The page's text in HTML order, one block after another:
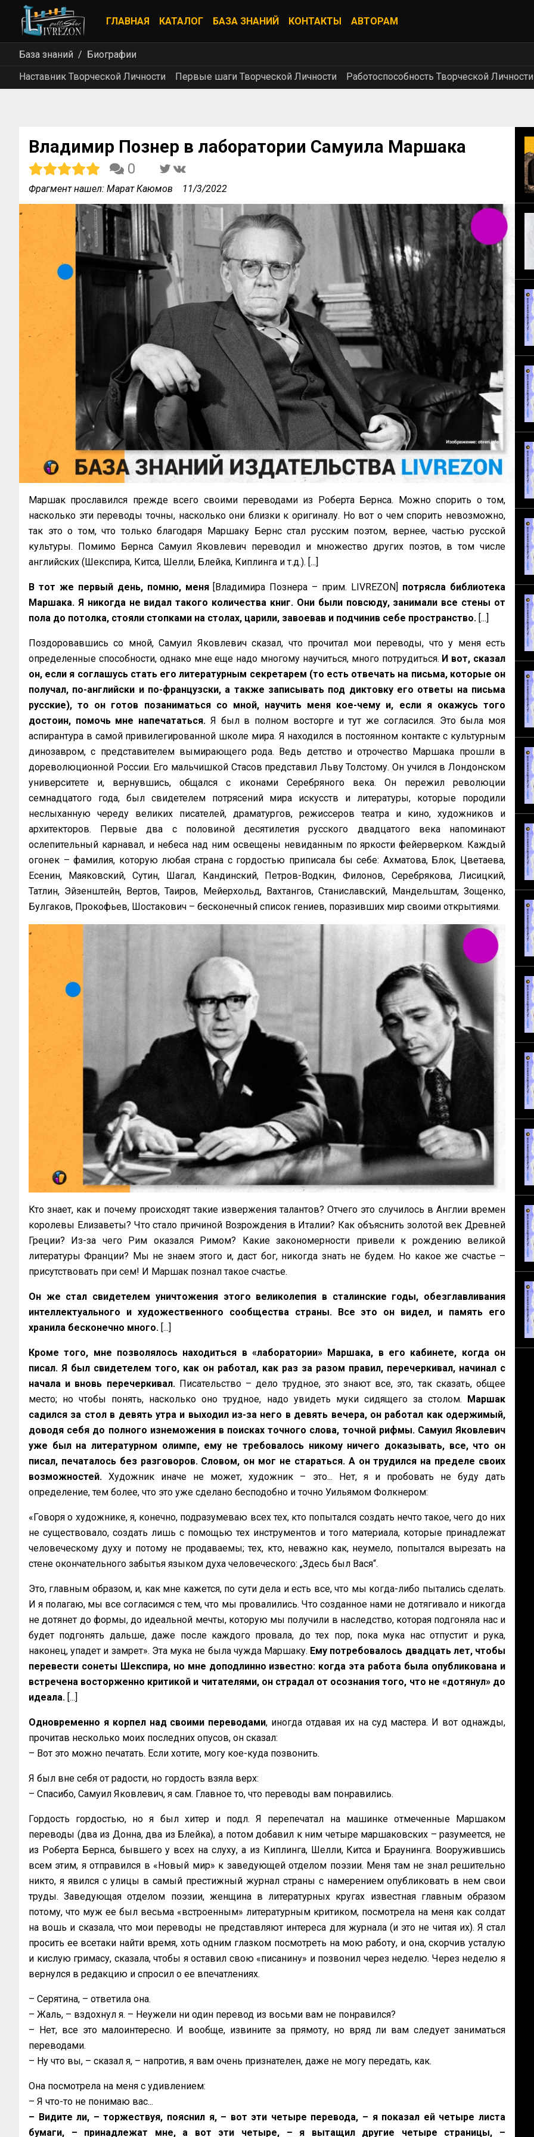
ГЛАВНАЯ КАТАЛОГ БАЗА ЗНАНИЙ КОНТАКТЫ АВТОРАМ
База знаний
Биографии
Наставник Творческой Личности
Первые шаги Творческой Личности Работоспособность Творческой Личности
Владимир Познер в лаборатории Самуила Маршака
0
Фрагмент нашел: Марат Каюмов 11/3/2022
Маршак прославился прежде всего своими переводами из Роберта Бернса. Можно спорить о том,
насколько эти переводы точны, насколько они близки к оригиналу. Но вот о чем спорить невозможно,
так это о том, что только благодаря Маршаку Бернс стал русским поэтом, вернее, частью русской
культуры. Помимо Бернса Самуил Яковлевич переводил и множество других поэтов, в том числе
английских (Шекспира, Китса, Шелли, Блейка, Киплинга и т.д.). [...]
В тот же первый день, помню, меня [Владимира Познера – прим. LIVREZON] потрясла библиотека
Маршака. Я никогда не видал такого количества книг. Они были повсюду, занимали все стены от
пола до потолка, стояли стопками на столах, царили, завоевав и подчинив себе пространство. [...]
Поздоровавшись со мной, Самуил Яковлевич сказал, что прочитал мои переводы, что у меня есть
определенные способности, однако мне еще надо многому научиться, много потрудиться. И вот, сказал
он, если я соглашусь стать его литературным секретарем (то есть отвечать на письма, которые он
получал, по-английски и по-французски, а также записывать под диктовку его ответы на письма
русские), то он готов позаниматься со мной, научить меня кое-чему и, если я окажусь того
достоин, помочь мне напечататься. Я был в полном восторге и тут же согласился. Это была моя
аспирантура в самой привилегированной школе мира. Я находился в постоянном контакте с культурным
динозавром, с представителем вымирающего рода. Ведь детство и отрочество Маршака прошли в
дореволюционной России. Его мальчишкой Стасов представил Льву Толстому. Он учился в Лондонском
университете и, вернувшись, общался с иконами Серебряного века. Он пережил революции
семнадцатого года, был свидетелем потрясений мира искусств и литературы, которые породили
неслыханную череду великих писателей, драматургов, режиссеров театра и кино, художников и
архитекторов. Первые два с половиной десятилетия русского двадцатого века напоминают
ослепительный карнавал, и небеса над ним освещены невиданным по яркости фейерверком. Каждый
огонек – фамилия, которую любая страна с гордостью приписала бы себе: Ахматова, Блок, Цветаева,
Есенин, Маяковский, Сутин, Шагал, Кандинский, Петров-Водкин, Филонов, Серебрякова, Лисицкий,
Татлин, Эйзенштейн, Вертов, Таиров, Мейерхольд, Вахтангов, Станиславский, Мандельштам, Зощенко,
Булгаков, Прокофьев, Шостакович – бесконечный список гениев, поразивших мир своими открытиями.
Кто знает, как и почему происходят такие извержения талантов? Отчего это случилось в Англии времен
королевы Елизаветы? Что стало причиной Возрождения в Италии? Как объяснить золотой век Древней
Греции? Из-за чего Рим оказался Римом? Какие закономерности привели к рождению великой
литературы Франции? Мы не знаем этого и, даст бог, никогда знать не будем. Но какое же счастье –
присутствовать при сем! И Маршак познал такое счастье.
Он же стал свидетелем уничтожения этого великолепия в сталинские годы, обезглавливания
интеллектуального и художественного сообщества страны. Все это он видел, и память его
хранила бесконечно много. [...]
Кроме того, мне позволялось находиться в «лаборатории» Маршака, в его кабинете, когда он
писал. Я был свидетелем того, как он работал, как раз за разом правил, перечеркивал, начинал с
начала и вновь перечеркивал. Писательство – дело трудное, это знают все, это, так сказать, общее
место; но чтобы понять, насколько оно трудное, надо увидеть муки сидящего за столом. Маршак
садился за стол в девять утра и выходил из-за него в девять вечера, он работал как одержимый,
доводя себя до полного изнеможения в поисках точного слова, точной рифмы. Самуил Яковлевич
уже был на литературном олимпе, ему не требовалось никому ничего доказывать, все, что он
писал, печаталось без разговоров. Словом, он мог не стараться. А он трудился на пределе своих
возможностей.Художник иначе не может, художник – это... Нет, я и пробовать не буду дать
определение, тем более, что это уже сделано бесподобно и точно Уильямом Фолкнером:
«Говоря о художнике, я, конечно, подразумеваю всех тех, кто попытался создать нечто такое, чего до них
не существовало, создать лишь с помощью тех инструментов и того материала, которые принадлежат
человеческому духу и потому не продаваемы; тех, кто, неважно как, неумело, попытался вырезать на
стене окончательного забытья языком духа человеческого: „Здесь был Вася“.
Это, главным образом, и, как мне кажется, по сути дела и есть все, что мы когда-либо пытались сделать.
И я полагаю, мы все согласимся с тем, что мы провалились. Что созданное нами не дотягивало и никогда
не дотянет до формы, до идеальной мечты, которую мы получили в наследство, которая подгоняла нас и
будет подгонять дальше, даже после каждого провала, до тех пор, пока мука нас отпустит и рука,
наконец, упадет и замрет». Эта мука не была чужда Маршаку. Ему потребовалось двадцать лет, чтобы
перевести сонеты Шекспира, но мне доподлинно известно: когда эта работа была опубликована и
встречена восторженно критикой и читателями, он страдал от осознания того, что не «дотянул» до
идеала. [...]
Одновременно я корпел над своими переводами, иногда отдавая их на суд мастера. И вот однажды,
прочитав несколько моих последних опусов, он сказал:
– Вот это можно печатать. Если хотите, могу кое-куда позвонить.
Я был вне себя от радости, но гордость взяла верх:
– Спасибо, Самуил Яковлевич, я сам. Главное то, что переводы вам понравились.
Гордость гордостью, но я был хитер и подл. Я перепечатал на машинке отмеченные Маршаком
переводы (два из Донна, два из Блейка), а потом добавил к ним четыре маршаковских – разумеется, не
из Роберта Бернса, бывшего у всех на слуху, а из Киплинга, Шелли, Китса и Браунинга. Вооружившись
всем этим, я отправился в «Новый мир» к заведующей отделом поэзии. Меня там не знал решительно
никто, я явился с улицы в самый престижный журнал страны с намерением опубликовать в нем свои
труды. Заведующая отделом поэзии, женщина в литературных кругах известная главным образом
потому, что муж ее был весьма «встроенным» литературным критиком, посмотрела на меня как солдат
на вошь и сказала, что мои переводы не представляют интереса для журнала (и это не читая их). Я стал
просить ее всетаки найти время, хоть одним глазком посмотреть на мою работу, и она, скорчив усталую
и кислую гримасу, сказала, чтобы я оставил свою «писанину» и позвонил через неделю. Через неделю я
вернулся в редакцию и спросил о ее впечатлениях.
– Серятина, – ответила она.
– Жаль, – вздохнул я. – Неужели ни один перевод из восьми вам не понравился?
– Нет, все это малоинтересно. И вообще, извините за прямоту, но вряд ли вам следует заниматься
переводами.
– Ну что вы, – сказал я, – напротив, я вам очень признателен, даже не могу передать, как.
Она посмотрела на меня с удивлением:
– Я что-то не понимаю вас...
– Видите ли, – торжествуя, пояснил я, – вот эти четыре перевода, – я показал ей четыре листа
бумаги, – принадлежат мне, а вот эти четыре, – я вытащил другие четыре страницы, –